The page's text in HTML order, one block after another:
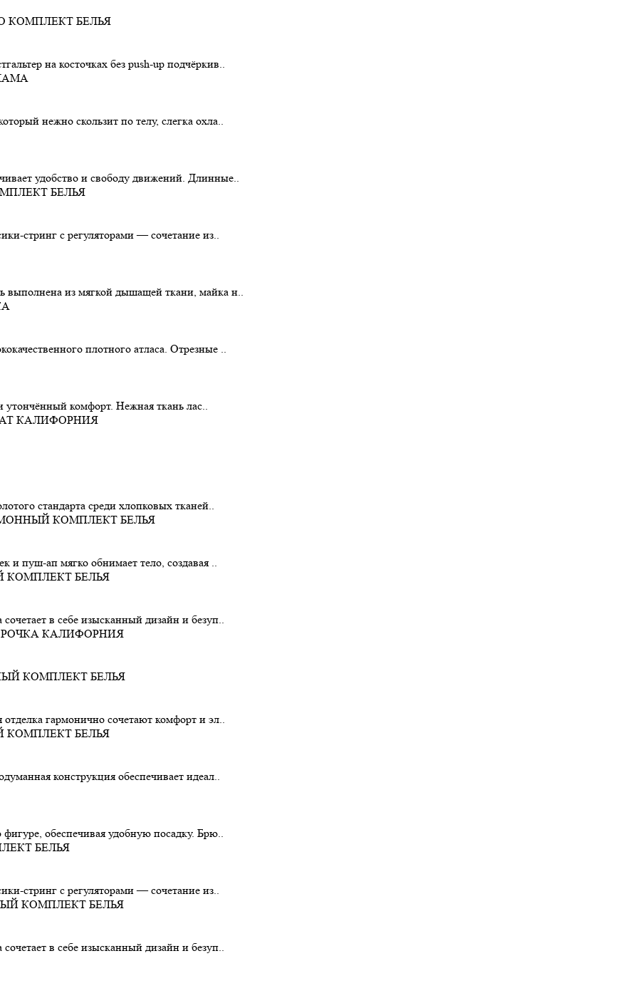
на косточках без push-up подчёркив..
нежно скользит по телу, слегка охла..
удобство и свободу движений. Длинные..
стринг с регуляторами — сочетание из..
из мягкой дышащей ткани, майка н..
плотного атласа. Отрезные ..
утончённый комфорт. Нежная ткань лас..
стандарта среди хлопковых тканей..
и пуш-ап мягко обнимает тело, создавая ..
в себе изысканный дизайн и безуп..
гармонично сочетают комфорт и эл..
конструкция обеспечивает идеал..
обеспечивая удобную посадку. Брю..
стринг с регуляторами — сочетание из..
в себе изысканный дизайн и безуп..